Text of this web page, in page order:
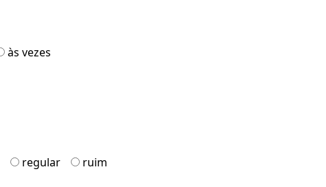
às vezes
regular ruim